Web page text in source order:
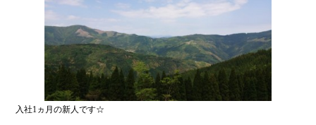
入社1ヵ月の新人です☆